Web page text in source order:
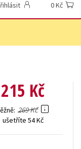
0 Kč
215 Kč
269 Kč
ušetříte 54 Kč